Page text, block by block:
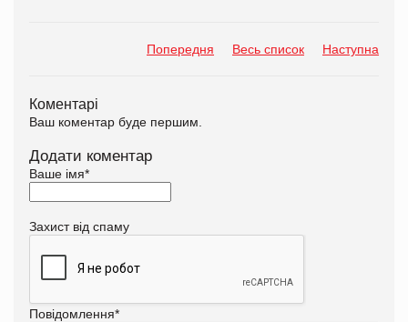
Попередня Весь список Наступна
Коментарі
Ваш коментар буде першим.
Додати коментар
Ваше імя*
Захист від спаму
Повідомлення*